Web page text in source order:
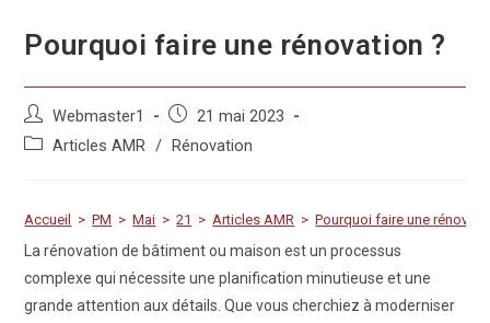
Pourquoi faire une rénovation ?
Webmaster1
21 mai 2023
Articles AMR / Rénovation
Accueil > PM > Mai > 21 > Articles AMR > Pourquoi faire une
La rénovation de bâtiment ou maison est un processus
complexe qui nécessite une planification minutieuse et une
grande attention aux détails. Que vous cherchiez à moderniser